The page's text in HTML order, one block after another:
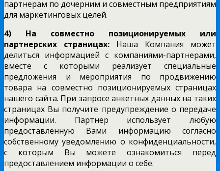
партнерам по дочерним и совместным предприятиям
для маркетинговых целей.
4) На совместно позиционируемых или
партнерских страницах: Наша Компания может
делиться информацией с компаниями-партнерами,
вместе с которыми реализует специальные
предложения и мероприятия по продвижению
товара на совместно позиционируемых страницах
нашего сайта. При запросе анкетных данных на таких
страницах Вы получите предупреждение о передаче
информации. Партнер использует любую
предоставленную Вами информацию согласно
собственному уведомлению о конфиденциальности,
с которым Вы можете ознакомиться перед
предоставлением информации о себе.